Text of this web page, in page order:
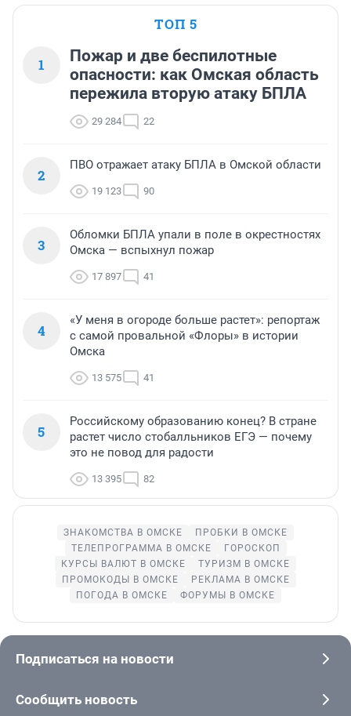
ТОП 5
1
Пожар и две беспилотные
опасности: как Омская область
пережила вторую атаку БПЛА
29 284 22
2
ПВО отражает атаку БПЛА в Омской области
19 123 90
3
Обломки БПЛА упали в поле в окрестностях
Омска — вспыхнул пожар
17 897 41
4
«У меня в огороде больше растет»: репортаж
с самой провальной «Флоры» в истории
Омска
13 575 41
5
Российскому образованию конец? В стране
растет число стобалльников ЕГЭ — почему
это не повод для радости
13 395 82
ЗНАКОМСТВА В ОМСКЕ
ПРОБКИ В ОМСКЕ
ТЕЛЕПРОГРАММА В ОМСКЕ
ГОРОСКОП
КУРСЫ ВАЛЮТ В ОМСКЕ
ТУРИЗМ В ОМСКЕ
ПРОМОКОДЫ В ОМСКЕ
РЕКЛАМА В ОМСКЕ
ПОГОДА В ОМСКЕ
ФОРУМЫ В ОМСКЕ
Подписаться на новости
Сообщить новость